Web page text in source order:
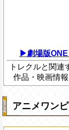
▶劇場版
トレクルと関連
作品・映画情報
アニメワン